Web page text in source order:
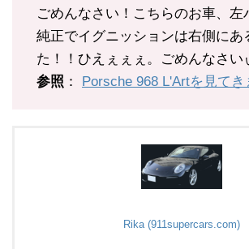
ごめんなさい！こちらのお車、左
純正でイグニッションは右側にあ
た！！ひえぇぇぇ。ごめんなさい
参照 ： Porsche 968 L'Artを見てき
Rika (911supercars.com)